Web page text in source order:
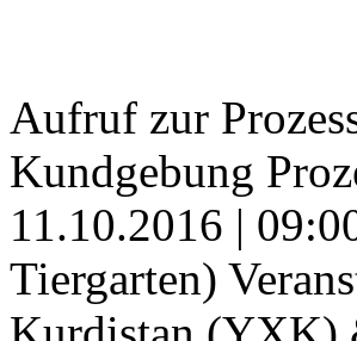
Aufruf zur
Kundgebung
11.10.2016 |
Tiergarten)